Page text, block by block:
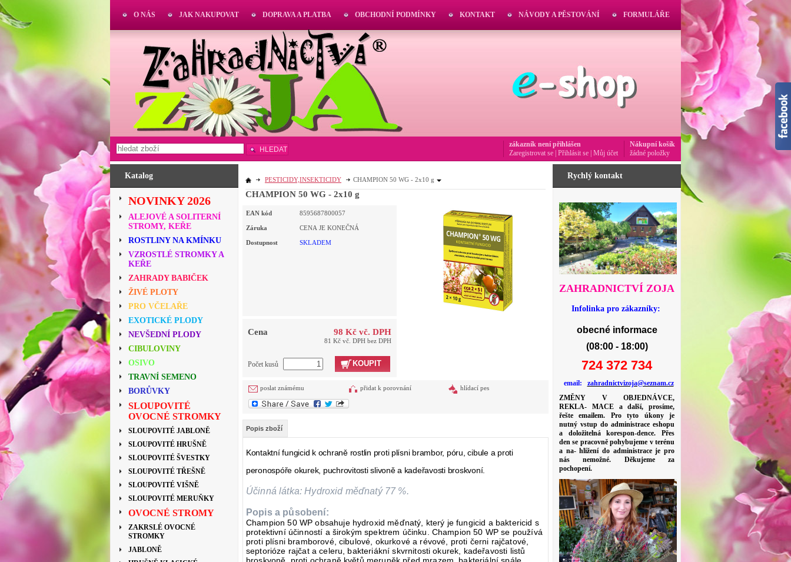
Katalog
NOVINKY 2026
ALEJOVÉ A SOLITERNÍ
STROMY, KEŘE
ROSTLINY NA KMÍNKU
VZROSTLÉ STROMKY A
KEŘE
ZAHRADY BABIČEK
ŽIVÉ PLOTY
PRO VČELAŘE
EXOTICKÉ PLODY
NEVŠEDNÍ PLODY
CIBULOVINY
OSIVO
TRAVNÍ SEMENO
BORŮVKY
SLOUPOVITÉ
OVOCNÉ STROMKY
SLOUPOVITÉ JABLONĚ
SLOUPOVITÉ HRUŠNĚ
SLOUPOVITÉ ŠVESTKY
SLOUPOVITÉ TŘEŠNĚ
SLOUPOVITÉ VIŠNĚ
SLOUPOVITÉ MERUŇKY
OVOCNÉ STROMY
ZAKRSLÉ OVOCNÉ
STROMKY
JABLONĚ
PESTICIDY,INSEKTICIDY CHAMPION 50 WG - 2x10 g
CHAMPION 50 WG - 2x10 g
EAN kód 8595687800057
Záruka CENA JE KONEČNÁ
Dostupnost SKLADEM
Cena 98 Kč vč. DPH
81 Kč vč. DPH bez DPH
Počet kusů KOUPIT
poslat známému přidat k porovnání hlídací pes
Popis zboží
Kontaktní fungicid k ochraně rostlin proti plísni brambor, póru, cibule a proti
peronospóře okurek, puchrovitosti slivoně a kadeřavosti broskvoní.
Účinná látka: Hydroxid měďnatý 77 %.
Popis a působení:
Champion 50 WP obsahuje hydroxid měďnatý, který je fungicid a baktericid s
protektivní účinností a širokým spektrem účinku. Champion 50 WP se používá
proti plísni bramborové, cibulové, okurkové a révové, proti černi rajčatové,
septorióze rajčat a celeru, bakteriákní skvrnitosti okurek, kadeřavosti listů
Rychlý kontakt
ZAHRADNICTVÍ ZOJA
Infolinka pro zákazníky:
obecné informace
(08:00 - 18:00)
724 372 734
email: zahradnictvizoja@seznam.cz
ZMĚNY V OBJEDNÁVCE,
REKLA- MACE a další, prosíme,
řešte emailem. Pro tyto úkony je
nutný vstup do administrace eshopu
a doložitelná korespon-dence. Přes
den se pracovně pohybujeme v terénu
a na- hlížení do administrace je pro
nás nemožné. Děkujeme za
pochopení.
O NÁS JAK NAKUPOVAT DOPRAVA A PLATBA OBCHODNÍ PODMÍNKY KONTAKT NÁVODY A PĚSTOVÁNÍ FORMULÁŘE
HLEDAT
Nákupní košík
žádné položky
zákazník není přihlášen
Zaregistrovat se Přihlásit se Můj účet